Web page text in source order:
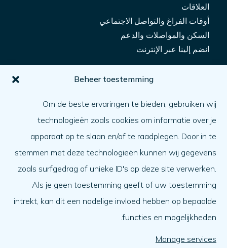
Beheer toestemming
Om de beste ervaringen te bieden, gebruiken wij
technologieën zoals cookies om informatie over je
apparaat op te slaan en/of te raadplegen. Door in te
stemmen met deze technologieën kunnen wij gegevens
zoals surfgedrag of unieke ID's op deze site verwerken.
Als je geen toestemming geeft of uw toestemming
intrekt, kan dit een nadelige invloed hebben op bepaalde
functies en mogelijkheden.
Manage services
العلاقات
أوقات الفراغ والتواصل الاجتماعي
السكن والمواصلات والدعم
انضم إلينا عبر الإنترنت
ما الأمر
جدول الأعمال
نبذة عنا
نبذة عنا
العمل في
الفريق